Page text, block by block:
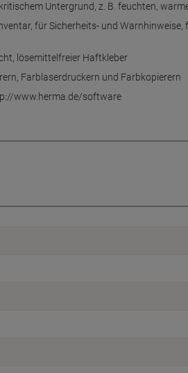
Untergrund, z. B. feuchten,
für Sicherheits- und
lösemittelfreier Haftkleber
Farblaserdruckern und Farbkopierern
www.herma.de/software